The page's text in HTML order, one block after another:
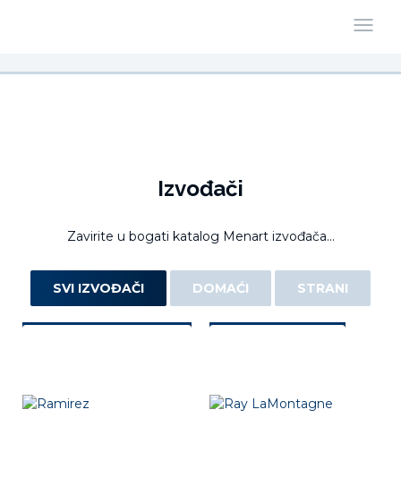
Izvođači
Zavirite u bogati katalog Menart izvođača...
SVI IZVOĐAČI DOMAĆI STRANI